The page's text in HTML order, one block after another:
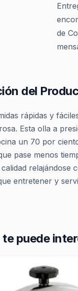
de
del
rápidas y
Esta olla a
un 70 por
pase menos
relajándose
entretener y
te puede